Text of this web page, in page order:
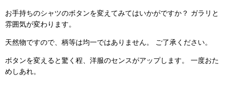
お手持ちのシャツのボタンを変えてみてはいかがですか？ ガラリと
雰囲気が変わります。
天然物ですので、柄等は均一ではありません。 ご了承ください。
ボタンを変えると驚く程、洋服のセンスがアップします。 一度おた
めしあれ。